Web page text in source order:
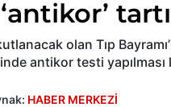
olan Tıp
antikor testi
HABER MERKEZİ